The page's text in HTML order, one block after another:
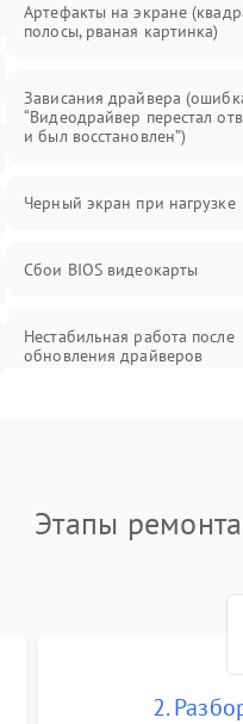
Артефакты на экране
полосы, рваная картинка)
Зависания драйвера
“Видеодрайвер перестал
и был восстановлен”)
Черный экран при нагрузке
Сбои BIOS видеокарты
Нестабильная работа после
обновления драйверов
Этапы
2.